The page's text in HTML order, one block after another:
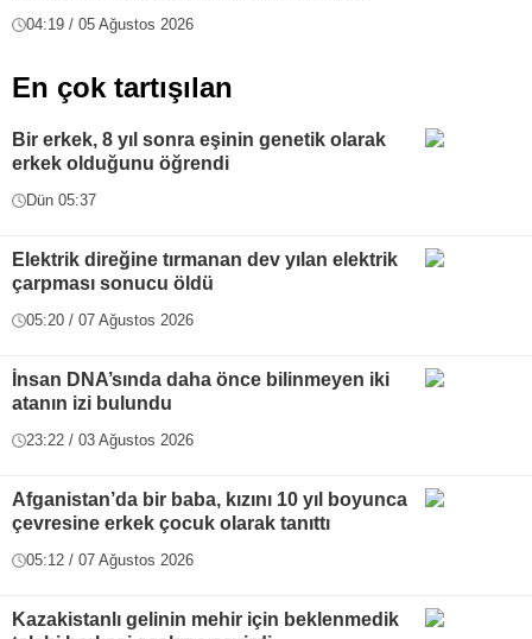
04:19 / 05 Ağustos 2026
En çok tartışılan
Bir erkek, 8 yıl sonra eşinin genetik olarak
erkek olduğunu öğrendi
Dün 05:37
Elektrik direğine tırmanan dev yılan elektrik
çarpması sonucu öldü
05:20 / 07 Ağustos 2026
İnsan DNA’sında daha önce bilinmeyen iki
atanın izi bulundu
23:22 / 03 Ağustos 2026
Afganistan’da bir baba, kızını 10 yıl boyunca
çevresine erkek çocuk olarak tanıttı
05:12 / 07 Ağustos 2026
Kazakistanlı gelinin mehir için beklenmedik